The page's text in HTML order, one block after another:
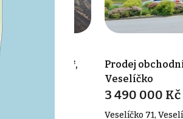
337 m²,
Prodej
Veselíčko
3 490 000 Kč
Veselíčko 71,